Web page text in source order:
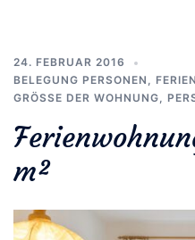
24. FEBRUAR 2016
BELEGUNG PERSONEN
GRÖSSE DER WOHNUNG
m²